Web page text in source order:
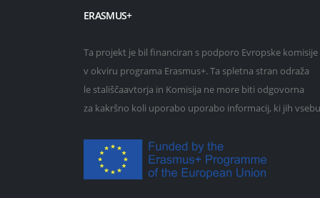
ERASMUS+
Ta projekt je bil financiran s podporo Evropske komisije
v okviru programa Erasmus+. Ta spletna stran odraža
le stališčaavtorja in Komisija ne more biti odgovorna
za kakršno koli uporabo uporabo informacij, ki jih